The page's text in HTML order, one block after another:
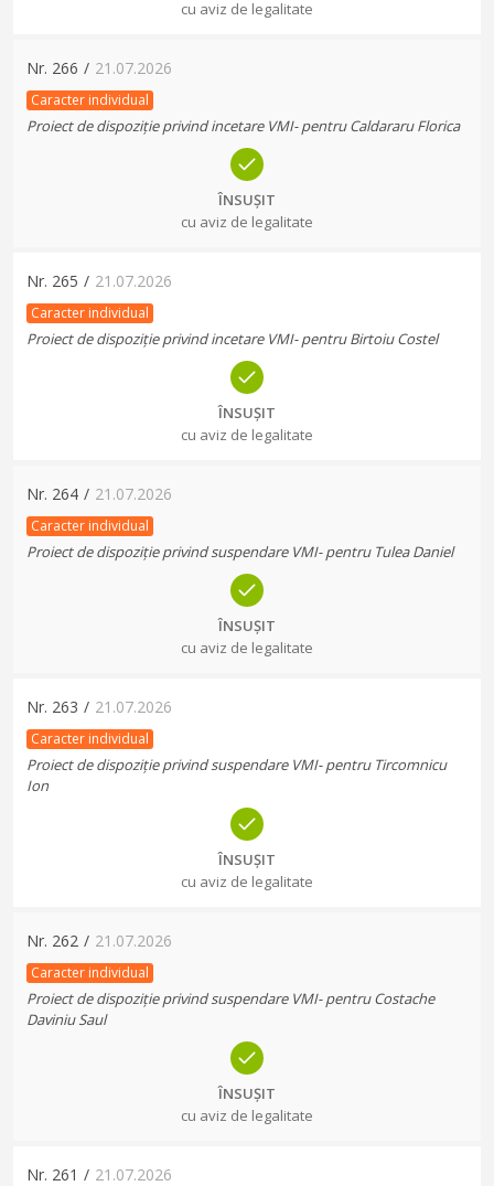
cu aviz de legalitate
Nr. 266 / 21.07.2026
Caracter individual
Proiect de dispoziție privind incetare VMI- pentru Caldararu Florica
ÎNSUȘIT
cu aviz de legalitate
Nr. 265 / 21.07.2026
Caracter individual
Proiect de dispoziție privind incetare VMI- pentru Birtoiu Costel
ÎNSUȘIT
cu aviz de legalitate
Nr. 264 / 21.07.2026
Caracter individual
Proiect de dispoziție privind suspendare VMI- pentru Tulea Daniel
ÎNSUȘIT
cu aviz de legalitate
Nr. 263 / 21.07.2026
Caracter individual
Proiect de dispoziție privind suspendare VMI- pentru Tircomnicu
Ion
ÎNSUȘIT
cu aviz de legalitate
Nr. 262 / 21.07.2026
Caracter individual
Proiect de dispoziție privind suspendare VMI- pentru Costache
Daviniu Saul
ÎNSUȘIT
cu aviz de legalitate
Nr. 261 / 21.07.2026